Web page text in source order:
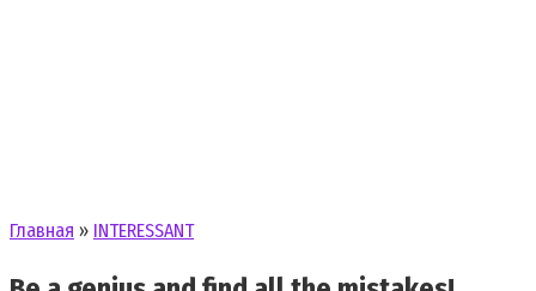
Главная » INTERESSANT